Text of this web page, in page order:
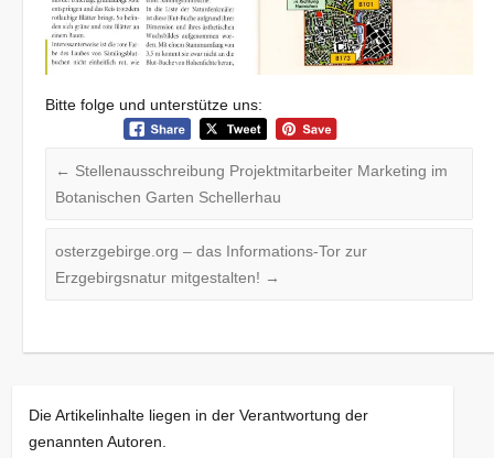
Bitte folge und unterstütze uns:
← Stellenausschreibung Projektmitarbeiter Marketing im
Botanischen Garten Schellerhau
osterzgebirge.org – das Informations-Tor zur
Erzgebirgsnatur mitgestalten! →
Die Artikelinhalte liegen in der Verantwortung der
genannten Autoren.